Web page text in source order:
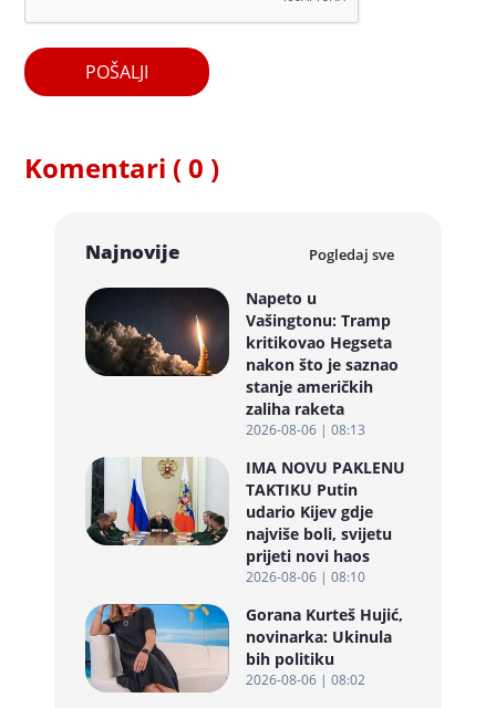
POŠALJI
Komentari ( 0 )
Najnovije Pogledaj sve
Napeto u
Vašingtonu: Tramp
kritikovao Hegseta
nakon što je saznao
stanje američkih
zaliha raketa
2026-08-06 | 08:13
IMA NOVU PAKLENU
TAKTIKU Putin
udario Kijev gdje
najviše boli, svijetu
prijeti novi haos
2026-08-06 | 08:10
Gorana Kurteš Hujić,
novinarka: Ukinula
bih politiku
2026-08-06 | 08:02